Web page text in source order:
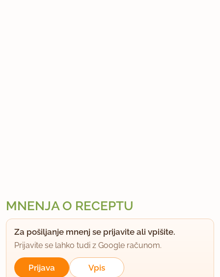
MNENJA O RECEPTU
Za pošiljanje mnenj se prijavite ali vpišite.
Prijavite se lahko tudi z Google računom.
Prijava Vpis